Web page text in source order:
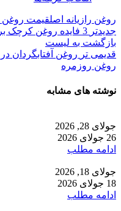
روغن رازیانه اصلقیمت روغن
جدیدتر 3 فایده روغن کرچک برای پوست ، مو و سلامت داخلی
بازگشت به لیست
قدیمی تر روغن آفتابگردان
روغن روزمره
نوشته های مشابه
جولای 28, 2026
26 جولای 2026
ادامه مطلب
جولای 18, 2026
18 جولای 2026
ادامه مطلب